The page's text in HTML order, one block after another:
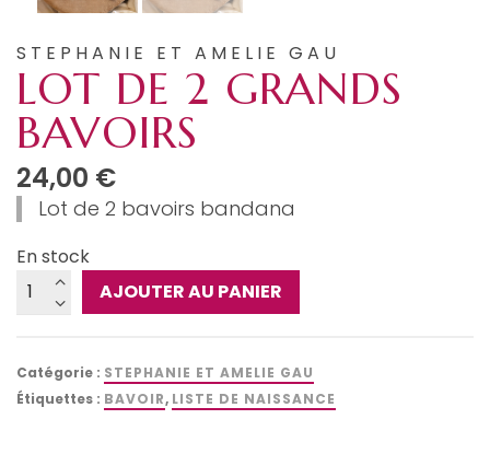
STEPHANIE ET AMELIE GAU
LOT DE 2 GRANDS
BAVOIRS
24,00 €
Lot de 2 bavoirs bandana
En stock
quantité
2
grands
AJOUTER AU PANIER
Catégorie : STEPHANIE ET AMELIE GAU
Étiquettes : BAVOIR, LISTE DE NAISSANCE